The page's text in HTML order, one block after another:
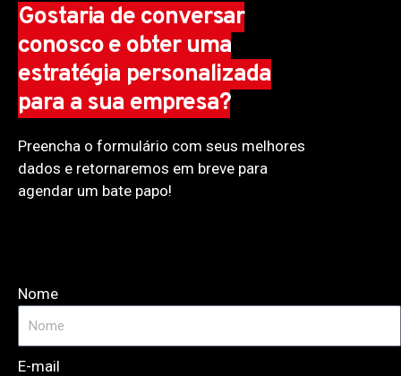
Gostaria de conversar
conosco e obter uma
estratégia personalizada
para a sua empresa?
Preencha o formulário com seus melhores
dados e retornaremos em breve para
agendar um bate papo!
Nome
E-mail